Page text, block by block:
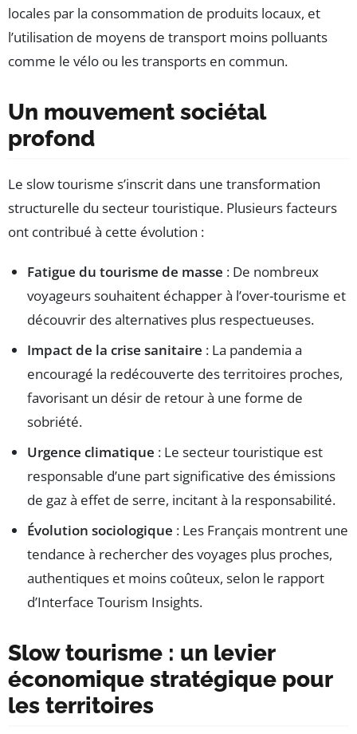
locales par la consommation de produits locaux, et
l’utilisation de moyens de transport moins polluants
comme le vélo ou les transports en commun.
Un mouvement sociétal
profond
Le slow tourisme s’inscrit dans une transformation
structurelle du secteur touristique. Plusieurs facteurs
ont contribué à cette évolution :
Fatigue du tourisme de masse : De nombreux
voyageurs souhaitent échapper à l’over-tourisme et
découvrir des alternatives plus respectueuses.
Impact de la crise sanitaire : La pandemia a
encouragé la redécouverte des territoires proches,
favorisant un désir de retour à une forme de
sobriété.
Urgence climatique : Le secteur touristique est
responsable d’une part significative des émissions
de gaz à effet de serre, incitant à la responsabilité.
Évolution sociologique : Les Français montrent une
tendance à rechercher des voyages plus proches,
authentiques et moins coûteux, selon le rapport
d’Interface Tourism Insights.
Slow tourisme : un levier
économique stratégique pour
les territoires